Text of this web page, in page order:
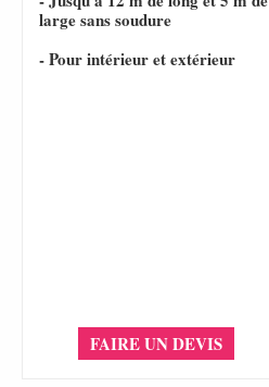
large sans soudure
- Pour intérieur et extérieur
FAIRE UN DEVIS